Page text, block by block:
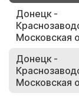
Донецк -
Московская
Донецк -
Московская